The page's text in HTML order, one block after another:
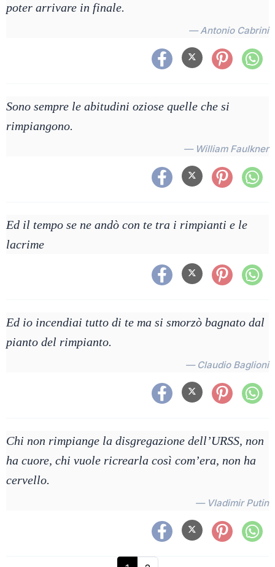
poter arrivare in finale.
— Antonio Cabrini
Sono sempre le abitudini oziose quelle che si
rimpiangono.
— William Faulkner
Ed il tempo se ne andò con te tra i rimpianti e le
lacrime
Ed io incendiai tutto di te ma si smorzò bagnato dal
pianto del rimpianto.
— Claudio Baglioni
Chi non rimpiange la disgregazione dell’URSS, non
ha cuore, chi vuole ricrearla così com’era, non ha
cervello.
— Vladimir Putin